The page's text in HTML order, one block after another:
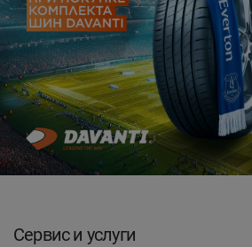
Сервис и услуги